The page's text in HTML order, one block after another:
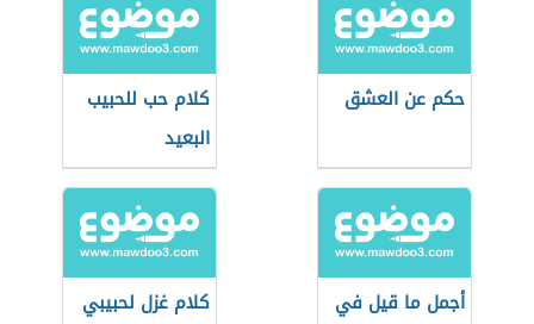
حكم عن العشق
كلام حب للحبيب
البعيد
أجمل ما قيل في
كلام غزل لحبيبي